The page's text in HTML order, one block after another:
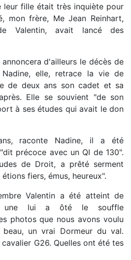
leur fille était très inquiète pour
mon frère, Me Jean Reinhart,
Valentin, avait lancé des
d'ailleurs le décès de
elle, retrace la vie de
de deux ans son cadet et sa
Elle se souvient "de son
à ses études qui avait le don
raconte Nadine, il a été
précoce avec un QI de 130".
de Droit, a prêté serment
fiers, émus, heureux".
Valentin a été atteint de
une lui a ôté le souffle
photos que nous avons voulu
un vrai Dormeur du val.
G26. Quelles ont été tes